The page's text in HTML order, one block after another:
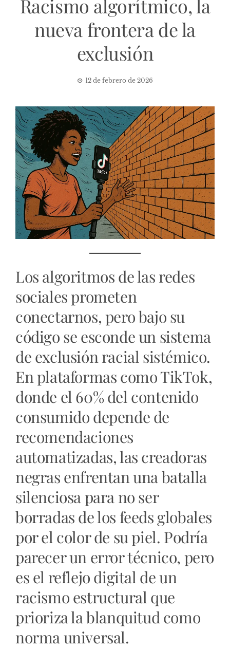
Racismo algorítmico, la
nueva frontera de la
exclusión
12 de febrero de 2026
Los algoritmos de las redes
sociales prometen
conectarnos, pero bajo su
código se esconde un sistema
de exclusión racial sistémico.
En plataformas como TikTok,
donde el 60% del contenido
consumido depende de
recomendaciones
automatizadas, las creadoras
negras enfrentan una batalla
silenciosa para no ser
borradas de los feeds globales
por el color de su piel. Podría
parecer un error técnico, pero
es el reflejo digital de un
racismo estructural que
prioriza la blanquitud como
norma universal.